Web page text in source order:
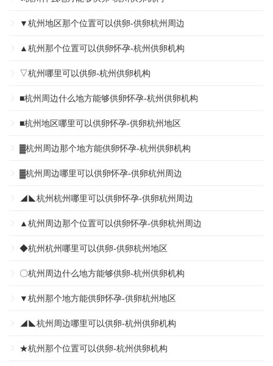
▼杭州地区那个位置可以供卵-供卵杭州周边
▲杭州那个位置可以供卵怀孕-杭州供卵机构
▽杭州哪里可以供卵-杭州供卵机构
■杭州周边什么地方能够供卵怀孕-杭州供卵机构
■杭州地区哪里可以供卵怀孕-供卵杭州地区
▓杭州周边那个地方能供卵怀孕-杭州供卵机构
▓杭州周边哪里可以供卵怀孕-供卵杭州周边
◢◣杭州杭州哪里可以供卵怀孕-供卵杭州周边
▲杭州周边那个位置可以供卵怀孕-供卵杭州周边
◆杭州杭州哪里可以供卵-供卵杭州地区
〇杭州周边什么地方能够供卵-杭州供卵机构
▼杭州那个地方能供卵怀孕-供卵杭州地区
◢◣杭州周边哪里可以供卵-杭州供卵机构
★杭州那个位置可以供卵-杭州供卵机构